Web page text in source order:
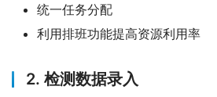
统一任务分配
利用排班功能提高资源利用率
2. 检测数据录入